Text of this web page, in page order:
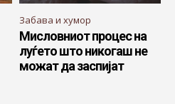
Забава и хумор
Мисловниот процес на
луѓето што никогаш не
можат да заспијат